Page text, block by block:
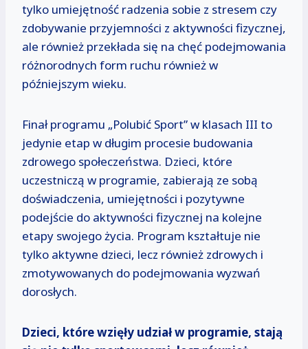
tylko umiejętność radzenia sobie z stresem czy
zdobywanie przyjemności z aktywności fizycznej,
ale również przekłada się na chęć podejmowania
różnorodnych form ruchu również w
późniejszym wieku.
Finał programu „Polubić Sport” w klasach III to
jedynie etap w długim procesie budowania
zdrowego społeczeństwa. Dzieci, które
uczestniczą w programie, zabierają ze sobą
doświadczenia, umiejętności i pozytywne
podejście do aktywności fizycznej na kolejne
etapy swojego życia. Program kształtuje nie
tylko aktywne dzieci, lecz również zdrowych i
zmotywowanych do podejmowania wyzwań
dorosłych.
Dzieci, które wzięły udział w programie, stają